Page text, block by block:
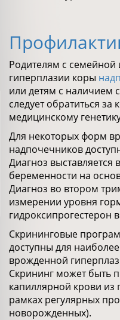
Родителям с
гиперплазии коры
или детям с наличием
следует обратиться за
медицинскому
Для некоторых форм
надпочечников
Диагноз выставляется
беременности на
Диагноз во втором
измерении уровня
гидроксипрогестерон
Скрининговые
доступны для
врожденной
Скрининг может быть
капиллярной крови из
рамках регулярных
новорожденных).